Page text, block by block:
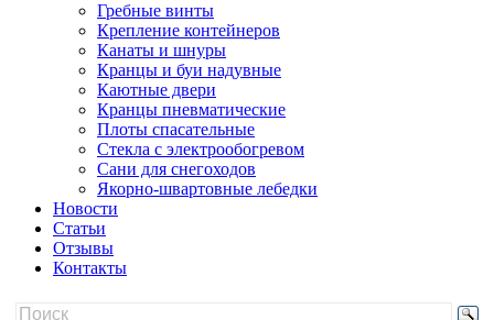
Гребные винты
Крепление контейнеров
Канаты и шнуры
Кранцы и буи надувные
Каютные двери
Кранцы пневматические
Плоты спасательные
Стекла с электрообогревом
Сани для снегоходов
Якорно-швартовные лебедки
Новости
Статьи
Отзывы
Контакты